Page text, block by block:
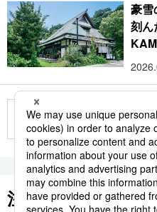
豪雪
刻ん
もっと
注目のキーワード